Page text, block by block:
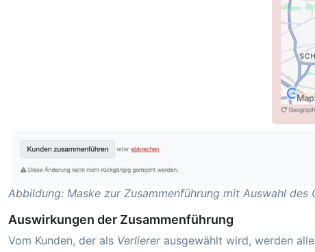
Abbildung: Maske zur Zusammenführung mit Auswahl
Auswirkungen der Zusammenführung
Vom Kunden, der als Verliererausgewählt wird, werden